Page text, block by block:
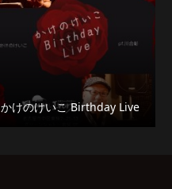
かけのけいこ Birthday Live